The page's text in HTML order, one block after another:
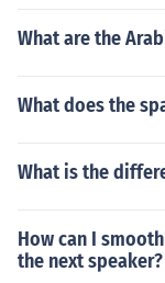
What are the
What does the
What is the
How can I
the next speaker?